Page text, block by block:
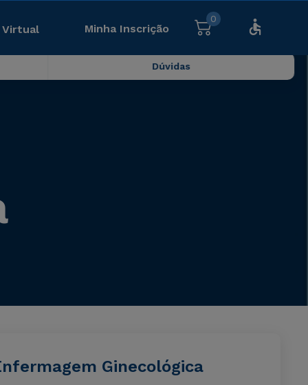
Virtual Minha Inscrição
0
Dúvidas
Ginecológica